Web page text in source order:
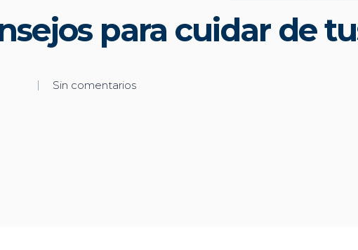
para cuidar de
Sin comentarios